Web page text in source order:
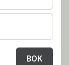
BOK